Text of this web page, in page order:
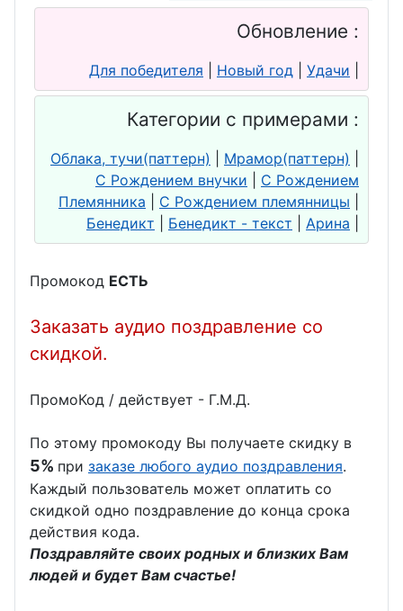
Обновление :
Для победителя Новый год Удачи
Категории с примерами :
Облака, тучи(паттерн) Мрамор(паттерн)
С Рождением внучки
С Рождением
Племянника
С Рождением племянницы
Бенедикт
Бенедикт - текст Арина
Промокод ЕСТЬ
Заказать аудио поздравление со
скидкой.
ПромоКод / действует - Г.М.Д.
По этому промокоду Вы получаете скидку в
5% при заказе любого аудио поздравления.
Каждый пользователь может оплатить со
скидкой одно поздравление до конца срока
действия кода.
Поздравляйте своих родных и близких Вам
людей и будет Вам счастье!